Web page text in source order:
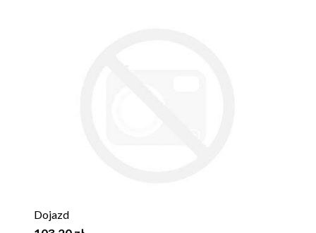
Dojazd